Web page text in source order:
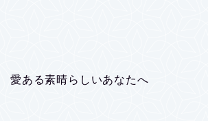
愛ある素晴らしいあなたへ